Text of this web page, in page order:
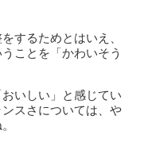
するためとはいえ、
ことを「かわいそう
いしい」と感じてい
スさについては、や